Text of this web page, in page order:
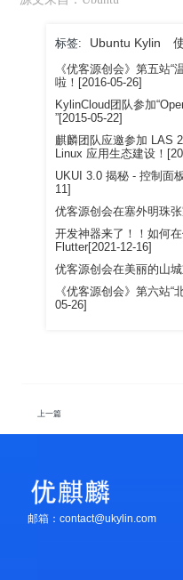
标签: Ubuntu Kylin
《优客源创会》第五站“
啦！[2016-05-26]
KylinCloud团队参加
”[2015-05-22]
麒麟团队应邀参加 LAS
Linux 应用生态建设！
UKUI 3.0 揭秘 - 控制面
11]
优客源创会在塞外明珠
开发神器来了！！如何
Flutter[2021-12-16]
优客源创会在美丽的山
《优客源创会》第六站“
05-26]
上一篇
邮箱：contact@ukylin.com